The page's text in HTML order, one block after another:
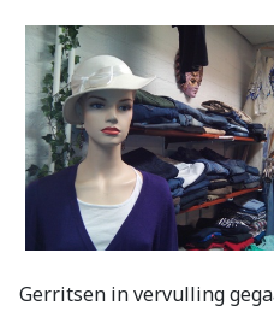
Gerritsen in vervulling